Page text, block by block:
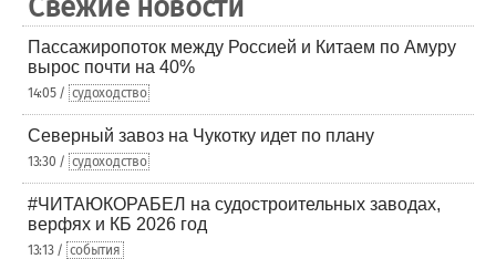
Свежие новости
Пассажиропоток между Россией и Китаем по Амуру
вырос почти на 40%
14:05 / судоходство
Северный завоз на Чукотку идет по плану
13:30 / судоходство
#ЧИТАЮКОРАБЕЛ на судостроительных заводах,
верфях и КБ 2026 год
13:13 / события